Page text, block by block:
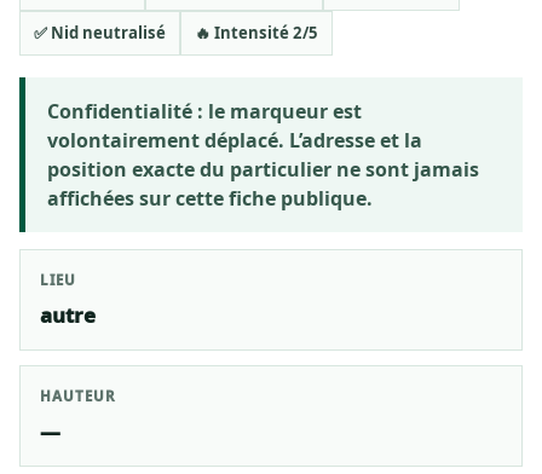
✅ Nid neutralisé 🔥 Intensité 2/5
Confidentialité : le marqueur est
volontairement déplacé. L’adresse et la
position exacte du particulier ne sont jamais
affichées sur cette fiche publique.
LIEU
autre
HAUTEUR
—